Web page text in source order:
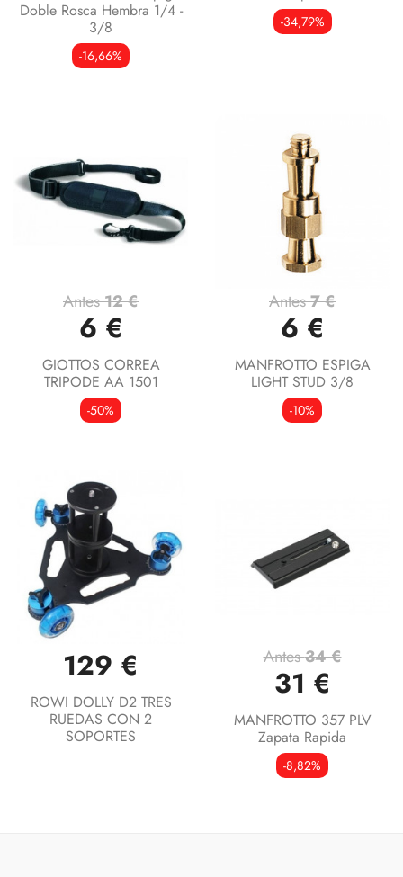
Doble Rosca Hembra 1/4 -
3/8
-16,66%
-34,79%
Antes12 €
6 €
GIOTTOS CORREA
TRIPODE AA 1501
-50%
Antes7 €
6 €
MANFROTTO ESPIGA
LIGHT STUD 3/8
-10%
129 €
ROWI DOLLY D2 TRES
RUEDAS CON 2
SOPORTES
Antes34 €
31 €
MANFROTTO 357 PLV
Zapata Rapida
-8,82%